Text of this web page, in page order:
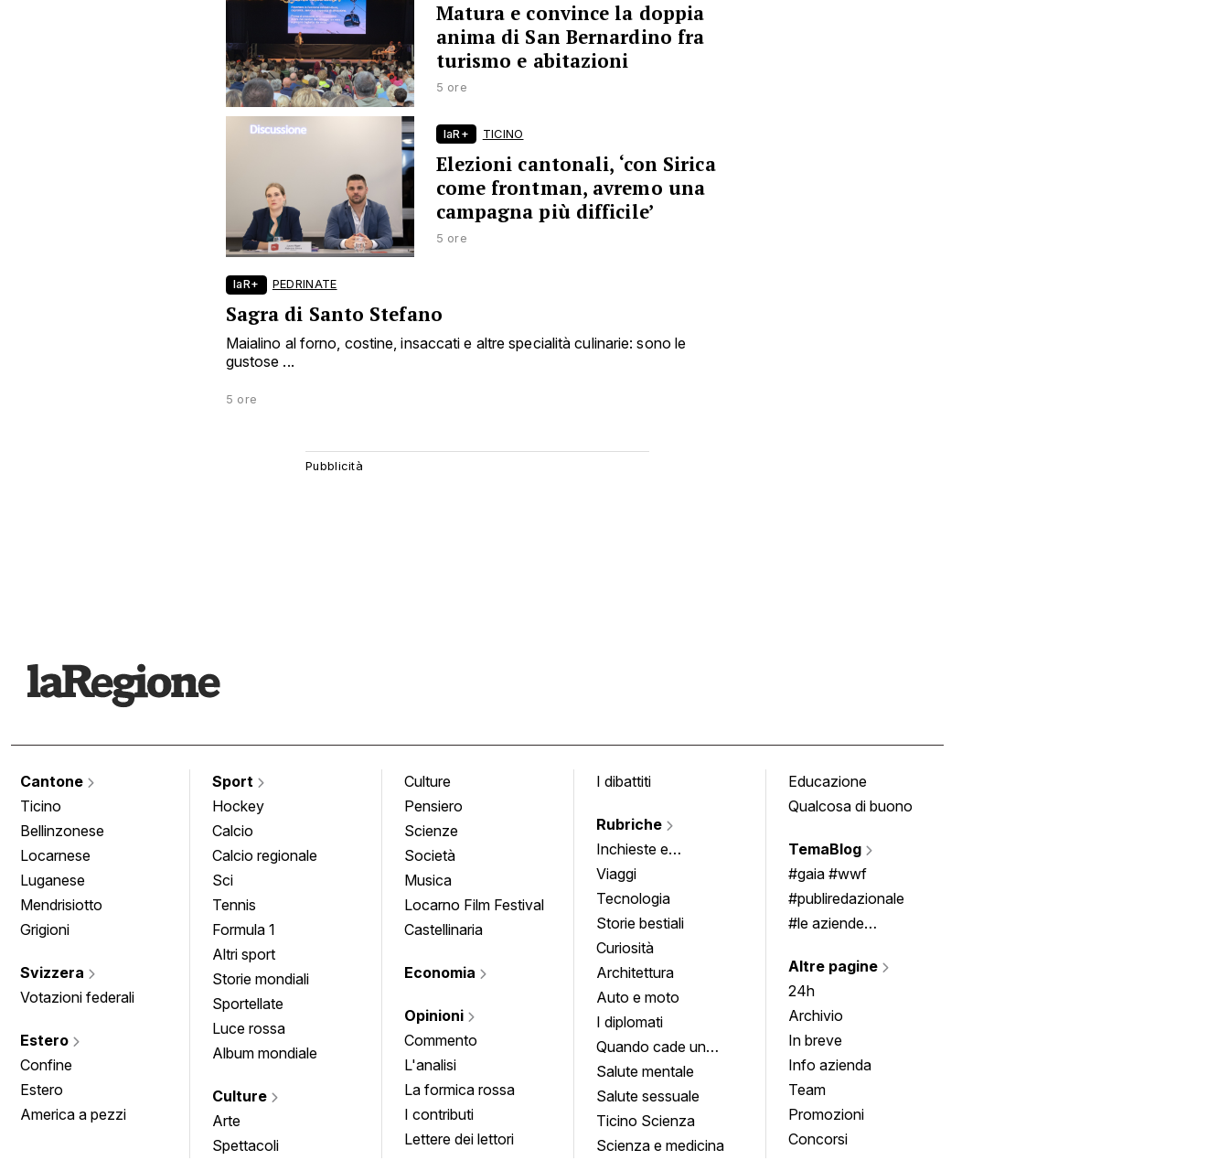
Matura e convince la doppia
anima di San Bernardino fra
turismo e abitazioni
5 ore
laR+ TICINO
Elezioni cantonali, ‘con Sirica
come frontman, avremo una
campagna più difficile’
5 ore
laR+ PEDRINATE
Sagra di Santo Stefano
Maialino al forno, costine, insaccati e altre specialità culinarie: sono le
gustose ...
5 ore
Cantone
Ticino
Bellinzonese
Locarnese
Luganese
Mendrisiotto
Grigioni
Svizzera
Votazioni federali
Estero
Confine
Estero
America a pezzi
Sport
Hockey
Calcio
Calcio regionale
Sci
Tennis
Formula 1
Altri sport
Storie mondiali
Sportellate
Luce rossa
Album mondiale
Culture
Arte
Spettacoli
Culture
Pensiero
Scienze
Società
Musica
Locarno Film Festival
Castellinaria
Economia
Opinioni
Commento
L'analisi
La formica rossa
I contributi
Lettere dei lettori
I dibattiti
Rubriche
Inchieste e
approfondimenti
Viaggi
Tecnologia
Storie bestiali
Curiosità
Architettura
Auto e moto
I diplomati
Quando cade un
quadro
Salute mentale
Salute sessuale
Ticino Scienza
Scienza e medicina
Educazione
Qualcosa di buono
TemaBlog
#gaia #wwf
#publiredazionale
#le aziende
Altre pagine
24h
Archivio
In breve
Info azienda
Team
Promozioni
Concorsi